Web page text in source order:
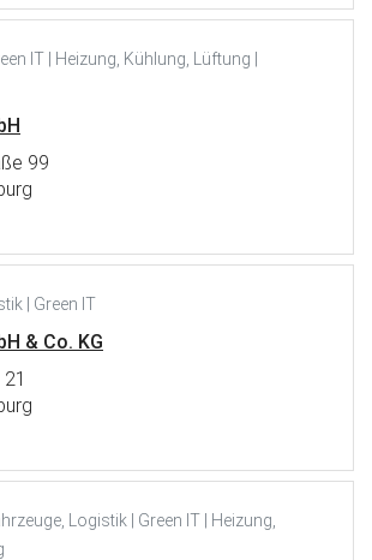
IT | Heizung, Kühlung, Lüftung |
99
| Green IT
& Co. KG
Logistik | Green IT | Heizung,